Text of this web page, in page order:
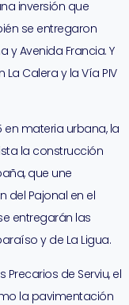
inversión que
se entregaron
Avenida Francia. Y
Calera y la Vía PIV
en materia urbana, la
la construcción
que une
del Pajonal en el
entregarán las
y de La Ligua.
de Serviu, el
la pavimentación